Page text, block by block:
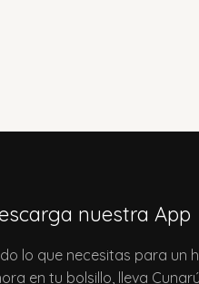
nuestra App
lo que necesitas para un
en tu bolsillo, lleva